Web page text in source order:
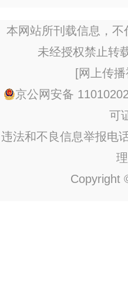
本网站所刊载信息，
未经授权禁止转
[网上传
京公网安备
可
违法和不良信息举报电
Copyright